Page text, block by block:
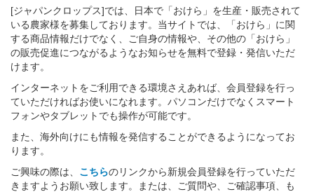
[ジャパンクロップス]では、日本で「おけら」を生産・販売されて
いる農家様を募集しております。当サイトでは、「おけら」に関
する商品情報だけでなく、ご自身の情報や、その他の「おけら」
の販売促進につながるようなお知らせを無料で登録・発信いただ
けます。
インターネットをご利用できる環境さえあれば、会員登録を行っ
ていただければお使いになれます。パソコンだけでなくスマート
フォンやタブレットでも操作が可能です。
また、海外向けにも情報を発信することができるようになってお
ります。
ご興味の際は、 こちらのリンクから新規会員登録を行っていただ
きますようお願い致します。または、ご質問や、ご確認事項、も